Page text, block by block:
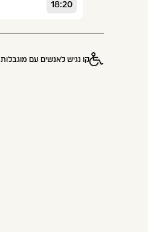
18:20
קו נגיש לאנשים עם מוגבלות